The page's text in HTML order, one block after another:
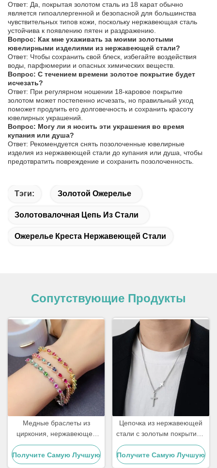
Ответ: Да, покрытая золотом сталь из 18 карат обычно
является гипоаллергенной и безопасной для большинства
чувствительных типов кожи, поскольку нержавеющая сталь
устойчива к появлению пятен и раздражению.
Вопрос: Как мне ухаживать за моими золотыми
ювелирными изделиями из нержавеющей стали?
Ответ: Чтобы сохранить свой блеск, избегайте воздействия
воды, парфюмерии и опасных химических веществ.
Вопрос: С течением времени золотое покрытие будет
исчезать?
Ответ: При регулярном ношении 18-каровое покрытие
золотом может постепенно исчезать, но правильный уход
поможет продлить его долговечность и сохранить красоту
ювелирных украшений.
Вопрос: Могу ли я носить эти украшения во время
купания или душа?
Ответ: Рекомендуется снять позолоченные ювелирные
изделия из нержавеющей стали до купания или душа, чтобы
предотвратить повреждение и сохранить позолоченность.
Тэги: Золотой Ожерелье
Золотовалочная Цепь Из Стали
Ожерелье Креста Нержавеющей Стали
Сопутствующие Продукты
Медные браслеты из
циркония, нержавеющей
стали 18 карат, с золотым
покрытием и
бриллиантами, женский
Получите Самую Лучшую
Цепочка из нержавеющей
стали с золотым покрытием
18 карат для мужчин с
подвеской в виде креста,
ювелирные изделия
Получите Самую Лучшую